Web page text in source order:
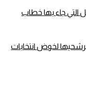
التي جاء بها خطاب
لخوض انتخابات